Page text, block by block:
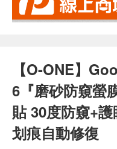
【O-ONE】
6『磨砂防窺螢
貼 30度防窺+
划痕自動修復